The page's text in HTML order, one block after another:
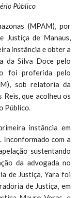
Público
(MPAM), por
Justiça de Manaus,
instância e obter a
da Silva Doce pelo
foi proferida pelo
sob relatoria da
que acolheu os
Público.
instância em
Inconformado com a
sustentando
da advogada no
de Justiça, Yara foi
de Justiça, em